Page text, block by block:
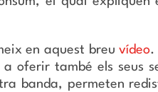
en aquest breuvídeo.
oferir també els seus
banda, permeten